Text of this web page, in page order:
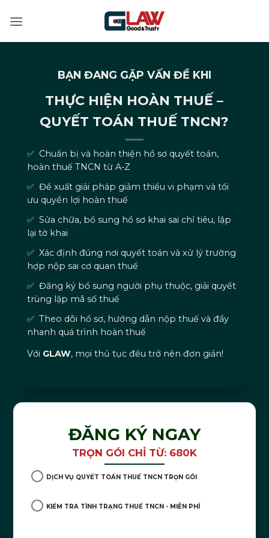
qua
BẠN ĐANG GẶP VẤN ĐỀ KHI
THỰC HIỆN HOÀN THUẾ –
QUYẾT TOÁN THUẾ TNCN?
✅ Chuẩn bị và hoàn thiện hồ sơ quyết toán,
hoàn thuế TNCN từ A-Z
✅ Đề xuất giải pháp giảm thiểu vi phạm và tối
ưu quyền lợi hoàn thuế
✅ Sửa chữa, bổ sung hồ sơ khai sai chỉ tiêu, lập
lại tờ khai
✅ Xác định đúng nơi quyết toán và xử lý trường
hợp nộp sai cơ quan thuế
✅ Đăng ký bổ sung người phụ thuộc, giải quyết
trùng lặp mã số thuế
✅ Theo dõi hồ sơ, hướng dẫn nộp thuế và đẩy
nhanh quá trình hoàn thuế
Với GLAW, mọi thủ tục đều trở nên đơn giản!
ĐĂNG KÝ NGAY
TRỌN GÓI CHỈ TỪ: 680K
DỊCH VỤ QUYẾT TOÁN THUẾ TNCN TRỌN GÓI
KIỂM TRA TÌNH TRẠNG THUẾ TNCN - MIỄN PHÍ